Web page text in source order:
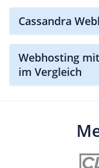
Cassandra
Webhosting
im Vergleich